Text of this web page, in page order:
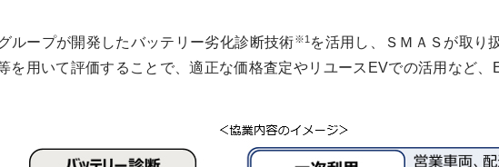
ループが開発したバッテリー劣化診断技術※1 を活用し、ＳＭＡＳが取り
を用いて評価することで、適正な価格査定やリユースEVでの活用など